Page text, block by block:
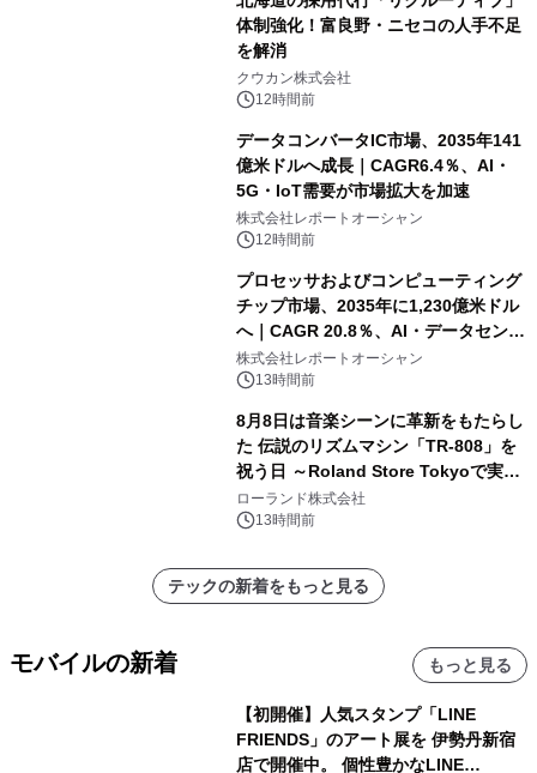
体制強化！富良野・ニセコの人手不足
を解消
クウカン株式会社
12時間前
データコンバータIC市場、2035年141
億米ドルへ成長｜CAGR6.4％、AI・
5G・IoT需要が市場拡大を加速
株式会社レポートオーシャン
12時間前
プロセッサおよびコンピューティング
チップ市場、2035年に1,230億米ドル
へ｜CAGR 20.8％、AI・データセンタ
ー需要が成長を牽引
株式会社レポートオーシャン
13時間前
8月8日は音楽シーンに革新をもたらし
た 伝説のリズムマシン「TR-808」を
祝う日 ～Roland Store Tokyoで実機
を展示しての 記念キャンペーンを開
催 英国ラジオ「NTS」の 特別プログ
アーティストを フィーチャーしたアニ
メーションを公開～
ローランド株式会社
13時間前
テックの新着をもっと見る
モバイルの新着 もっと見る
【初開催】人気スタンプ「LINE
FRIENDS」のアート展を 伊勢丹新宿
店で開催中。 個性豊かなLINE